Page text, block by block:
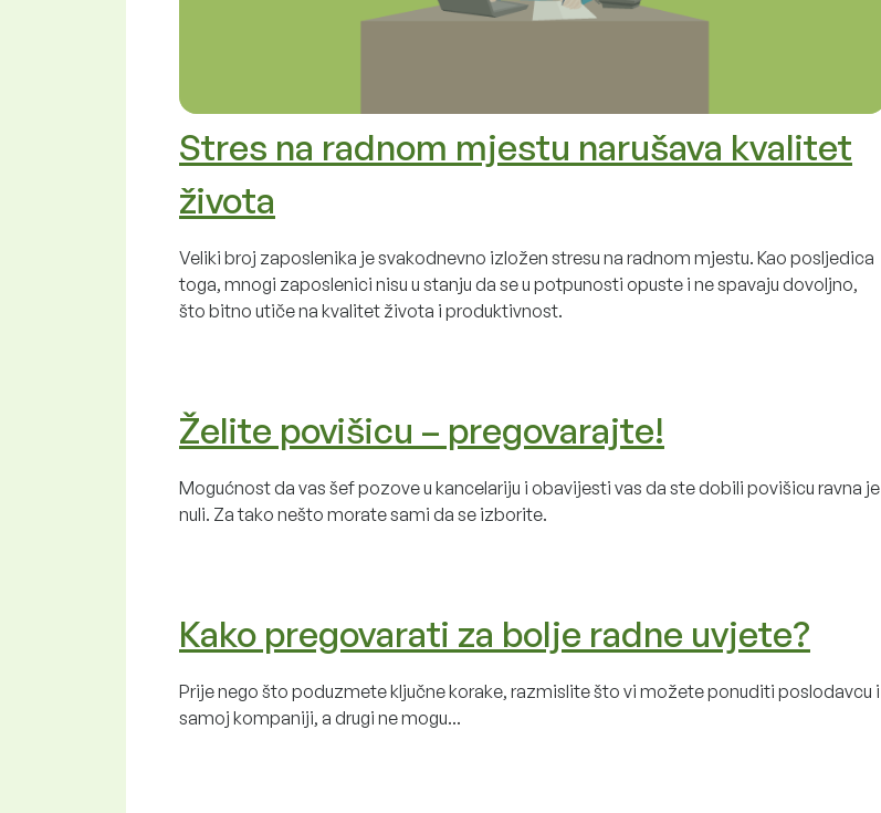
Stres na radnom mjestu narušava kvalitet
života
Veliki broj zaposlenika je svakodnevno izložen stresu na radnom mjestu. Kao posljedica
toga, mnogi zaposlenici nisu u stanju da se u potpunosti opuste i ne spavaju dovoljno,
što bitno utiče na kvalitet života i produktivnost.
Želite povišicu – pregovarajte!
Mogućnost da vas šef pozove u kancelariju i obavijesti vas da ste dobili povišicu ravna je
nuli. Za tako nešto morate sami da se izborite.
Kako pregovarati za bolje radne uvjete?
Prije nego što poduzmete ključne korake, razmislite što vi možete ponuditi poslodavcu i
samoj kompaniji, a drugi ne mogu...